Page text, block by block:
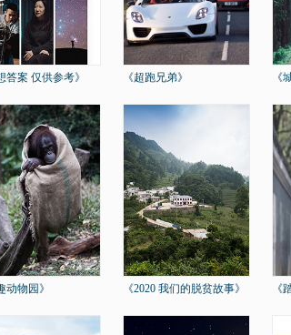
答案 仅供参考》 《超跑兄弟》 《
动物园》 《2020 我们的脱贫故事》 《